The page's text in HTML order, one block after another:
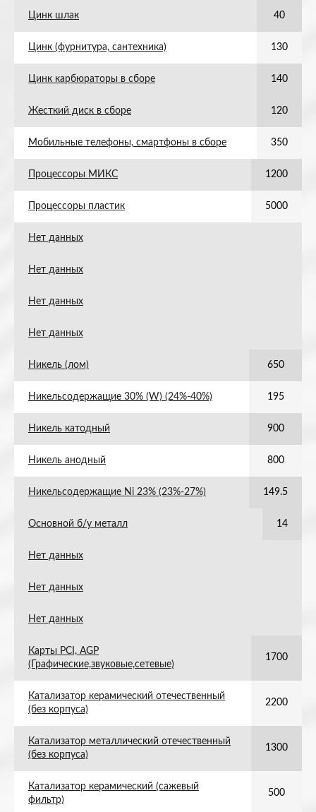
Цинк шлак 40
Цинк (фурнитура, сантехника) 130
Цинк карбюраторы в сборе 140
Жесткий диск в сборе 120
Мобильные телефоны, смартфоны в сборе 350
Процессоры МИКС 1200
Процессоры пластик 5000
Нет данных
Нет данных
Нет данных
Нет данных
Никель (лом) 650
Никельсодержащие 30% (W) (24%-40%) 195
Никель катодный 900
Никель анодный 800
Никельсодержащие Ni 23% (23%-27%) 149.5
Основной б/у металл 14
Нет данных
Нет данных
Нет данных
Карты PCI, AGP
(Графические,звуковые,сетевые)
1700
Катализатор керамический отечественный
(без корпуса)
2200
Катализатор металлический отечественный
(без корпуса)
1300
Катализатор керамический (сажевый
фильтр)
500